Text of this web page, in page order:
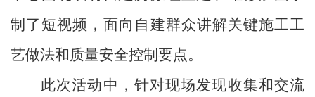
制了短视频，面向自建群众讲解关键施工工
艺做法和质量安全控制要点。
此次活动中，针对现场发现收集和交流